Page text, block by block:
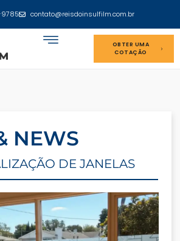
9785 contato@reisdoinsulfilm.com.br
OBTER UMA
COTAÇÃO
NEWS
DE JANELAS